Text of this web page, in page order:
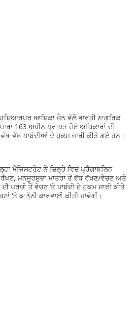
ਆਸ਼ਿਕਾ ਜੈਨ ਵੱਲੋਂ ਭਾਰਤੀ ਨਾਗਰਿਕ
163 ਅਧੀਨ ਪ੍ਰਾਪਤ ਹੋਏ ਅਧਿਕਾਰਾਂ ਦੀ
ਵੱਖ ਪਾਬੰਦੀਆਂ ਦੇ ਹੁਕਮ ਜਾਰੀ ਕੀਤੇ ਗਏ ਹਨ।
ਮੈਜਿਸਟਰੇਟ ਨੇ ਜ਼ਿਲ੍ਹੇ ਵਿਚ ਪ੍ਰੈਗਾਬਲਿਨ
ਮਨਜੂਰਸ਼ੁਦਾ ਮਾਤਰਾ ਤੋਂ ਵੱਧ ਰੱਖਣ/ਵੇਚਣ ਅਤੇ
ਪਰਚੀ ਤੋਂ ਵੇਚਣ ‘ਤੇ ਪਾਬੰਦੀ ਦੇ ਹੁਕਮ ਜਾਰੀ ਕੀਤੇ
‘ਤੇ ਕਾਨੂੰਨੀ ਕਾਰਵਾਈ ਕੀਤੀ ਜਾਵੇਗੀ।